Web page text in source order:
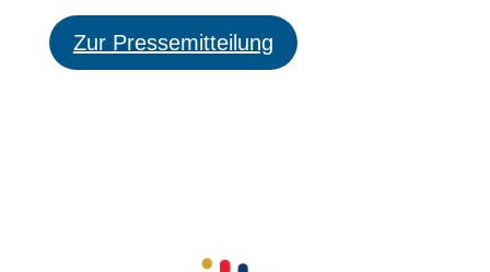
Zur Pressemitteilung